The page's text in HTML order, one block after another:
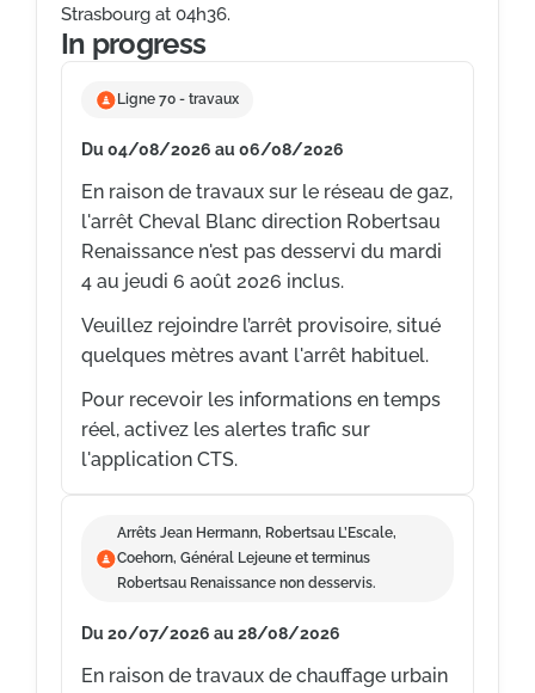
Strasbourg at 04h36.
In progress
Ligne 70 - travaux
Du 04/08/2026 au 06/08/2026
En raison de travaux sur le réseau de gaz,
l'arrêt Cheval Blanc direction Robertsau
Renaissance n'est pas desservi du mardi
4 au jeudi 6 août 2026 inclus.
Veuillez rejoindre l’arrêt provisoire, situé
quelques mètres avant l'arrêt habituel.
Pour recevoir les informations en temps
réel, activez les alertes trafic sur
l'application CTS.
Arrêts Jean Hermann, Robertsau L’Escale,
Coehorn, Général Lejeune et terminus
Robertsau Renaissance non desservis.
Du 20/07/2026 au 28/08/2026
En raison de travaux de chauffage urbain